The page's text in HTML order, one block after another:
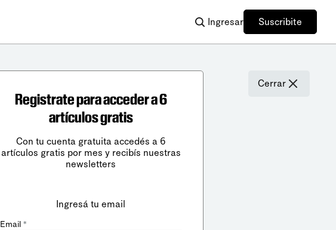
Ingresar Suscribite
Cerrar
Registrate para acceder a 6
artículos gratis
Con tu cuenta gratuita accedés a 6
artículos gratis por mes y recibís nuestras
newsletters
Ingresá tu email
Email *